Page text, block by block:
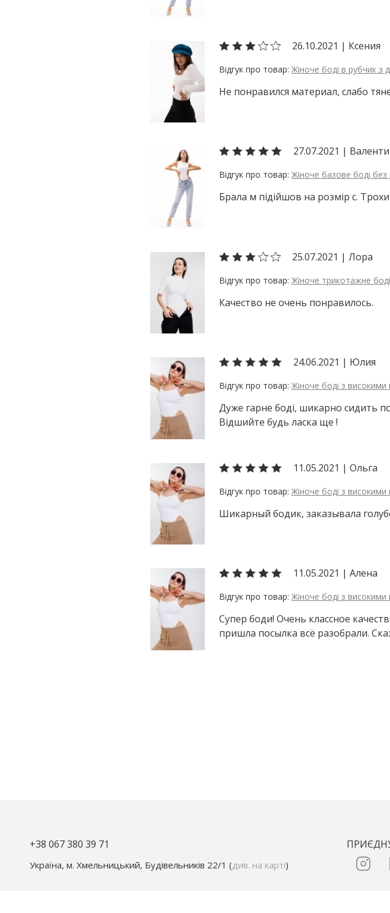
26.10.2021 | Ксения
Жіноче боді в рубчик з
Не понравился материал, слабо
27.07.2021 |
Жіноче базове боді без
Брала м підійшов на розмір с.
25.07.2021 | Лора
Жіноче трикотажне
Качество не очень понравилось.
24.06.2021 | Юлия
Жіноче боді з високими
Дуже гарне боді, шикарно сидить по
Відшийте будь ласка ще !
11.05.2021 | Ольга
Жіноче боді з високими
Шикарный бодик, заказывала
11.05.2021 | Алена
Жіноче боді з високими
Супер боди! Очень классное
пришла посылка всё разобрали.
+38 067 380 39 71
Україна, м. Хмельницький, Будівельників 22/1 (див. на карті)